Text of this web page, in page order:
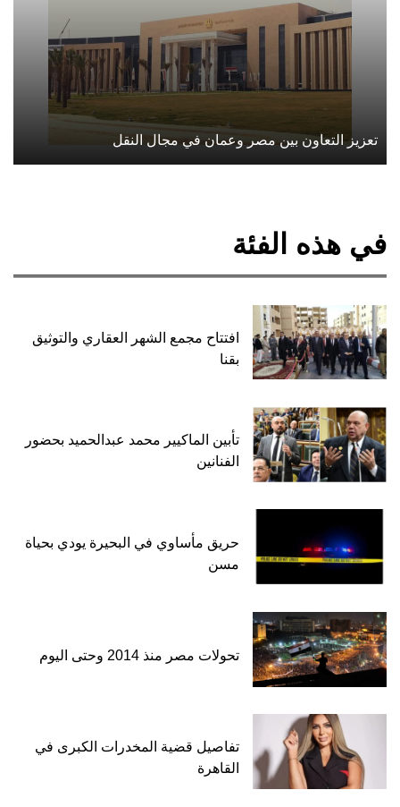
تعزيز التعاون بين مصر وعمان في مجال النقل
في هذه الفئة
افتتاح مجمع الشهر العقاري والتوثيق
بقنا
تأبين الماكيير محمد عبدالحميد بحضور
الفنانين
حريق مأساوي في البحيرة يودي بحياة
مسن
تحولات مصر منذ 2014 وحتى اليوم
تفاصيل قضية المخدرات الكبرى في
القاهرة